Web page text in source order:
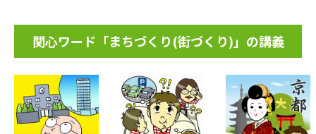
関心ワード「まちづくり(街づくり)」の講義